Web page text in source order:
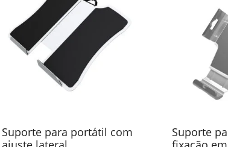
Suporte para portátil com
Suporte